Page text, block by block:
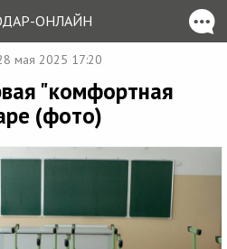
ОНЛАЙН
мая 2025 17:20
"комфортная
(фото)